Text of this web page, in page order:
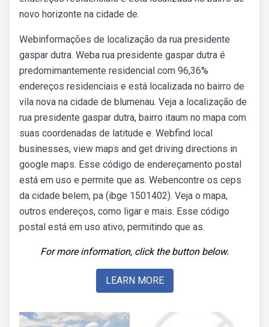
novo horizonte na cidade de.
Webinformações de localização da rua presidente
gaspar dutra. Weba rua presidente gaspar dutra é
predomimantemente residencial com 96,36%
endereços residenciais e está localizada no bairro de
vila nova na cidade de blumenau. Veja a localização de
rua presidente gaspar dutra, bairro itaum no mapa com
suas coordenadas de latitude e. Webfind local
businesses, view maps and get driving directions in
google maps. Esse código de endereçamento postal
está em uso e permite que as. Webencontre os ceps
da cidade belem, pa (ibge 1501402). Veja o mapa,
outros endereços, como ligar e mais. Esse código
postal está em uso ativo, permitindo que as.
For more information, click the button below.
LEARN MORE